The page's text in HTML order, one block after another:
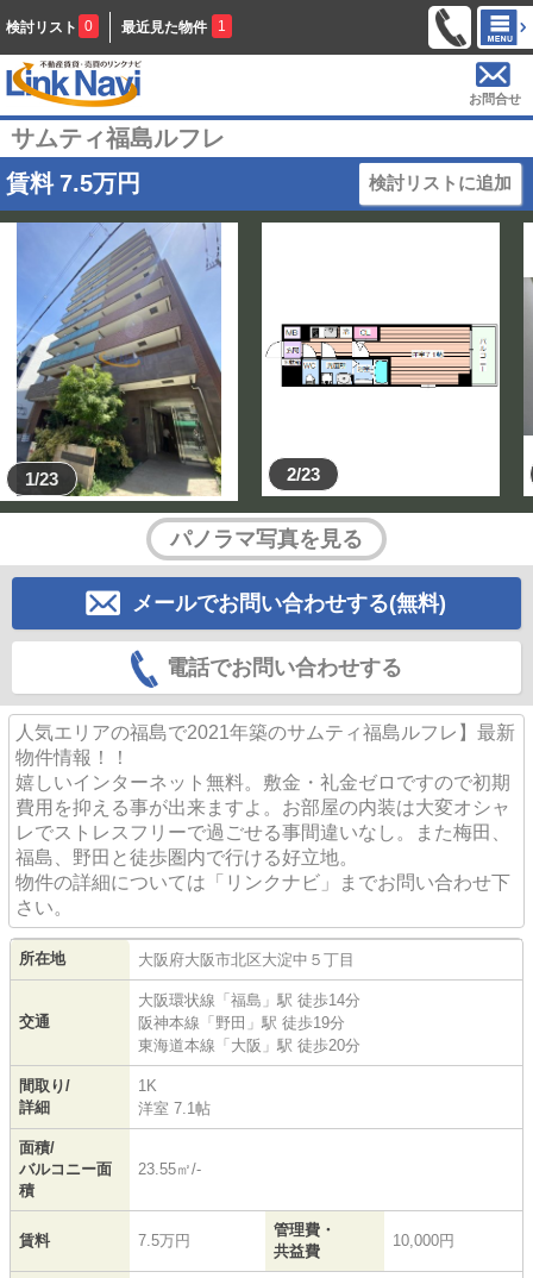
検討リスト 0 最近見た物件 1
お問合せ
サムティ福島ルフレ
賃料 7.5万円 検討リストに追加
1/23 2/23
パノラマ写真を見る
メールでお問い合わせする(無料)
電話でお問い合わせする
人気エリアの福島で2021年築のサムティ福島ルフレ】最新
物件情報！！
嬉しいインターネット無料。敷金・礼金ゼロですので初期
費用を抑える事が出来ますよ。お部屋の内装は大変オシャ
レでストレスフリーで過ごせる事間違いなし。また梅田、
福島、野田と徒歩圏内で行ける好立地。
物件の詳細については「リンクナビ」までお問い合わせ下
さい。
所在地 大阪府大阪市北区大淀中 ５丁目
交通
大阪環状線 「 福島 」駅 徒歩14分
阪神本線 「 野田 」駅 徒歩19分
東海道本線 「 大阪 」駅 徒歩20分
間取り/
詳細
1K
洋室 7.1帖
面積/
バルコニー面
積
23.55㎡/-
賃料 7.5万円
管理費・
共益費
10,000円